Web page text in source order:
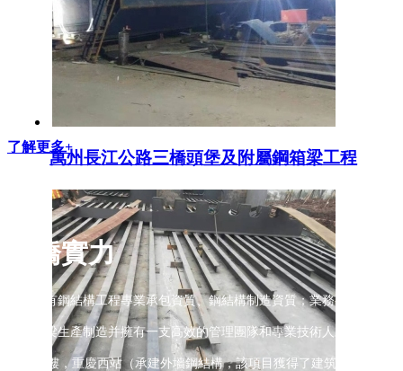
萬州長江公路三橋頭堡及附屬鋼箱梁工程
了解更多+
重橋實力
公司具有鋼結構工程專業承包資質、鋼結構制造資質；業務有：重慶
道鋼箱梁生產制造并擁有一支高效的管理團隊和專業技術人才，近年
T3過夜樓，重慶西站（承建外墻鋼結構，該項目獲得了建筑‘魯班獎’